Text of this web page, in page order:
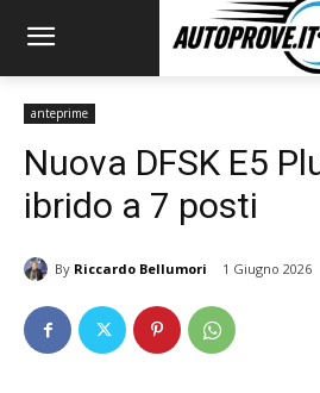
anteprime
Nuova DFSK E5
ibrido a 7 posti
By Riccardo Bellumori 1 Giugno 2026